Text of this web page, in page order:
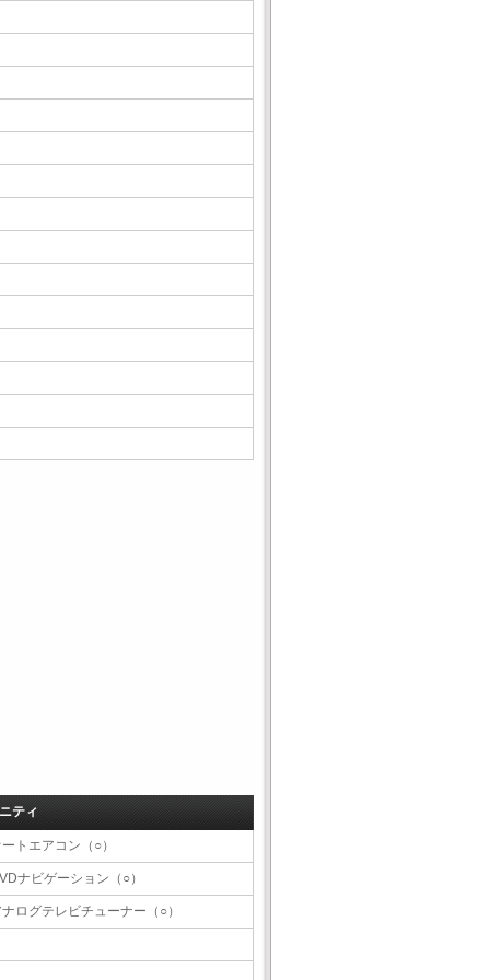
ティ
トエアコン（○）
ナビゲーション（○）
ログテレビチューナー（○）